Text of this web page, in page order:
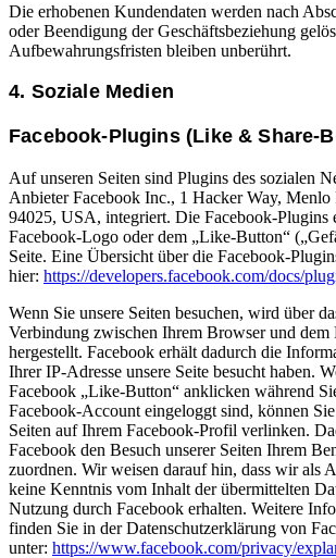
Die erhobenen Kundendaten werden nach
oder Beendigung der Geschäftsbeziehung
Aufbewahrungsfristen bleiben unberührt.
4. Soziale Medien
Facebook-Plugins (Like & Share-
Auf unseren Seiten sind Plugins des sozialen
Anbieter Facebook Inc., 1 Hacker Way,
94025, USA, integriert. Die Facebook-Plugins
Facebook-Logo oder dem „Like-Button“
Seite. Eine Übersicht über die Facebook-
hier: https://developers.facebook.com/docs/
Wenn Sie unsere Seiten besuchen, wird über
Verbindung zwischen Ihrem Browser und dem
hergestellt. Facebook erhält dadurch die
Ihrer IP-Adresse unsere Seite besucht haben.
Facebook „Like-Button“ anklicken während
Facebook-Account eingeloggt sind, können
Seiten auf Ihrem Facebook-Profil verlinken.
Facebook den Besuch unserer Seiten Ihrem
zuordnen. Wir weisen darauf hin, dass wir als
keine Kenntnis vom Inhalt der übermittelten
Nutzung durch Facebook erhalten. Weitere
finden Sie in der Datenschutzerklärung von
unter: https://www.facebook.com/privacy/